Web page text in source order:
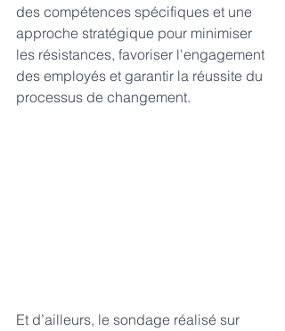
des compétences spécifiques et une
approche stratégique pour minimiser
les résistances, favoriser l'engagement
des employés et garantir la réussite du
processus de changement.
Et d’ailleurs, le sondage réalisé sur